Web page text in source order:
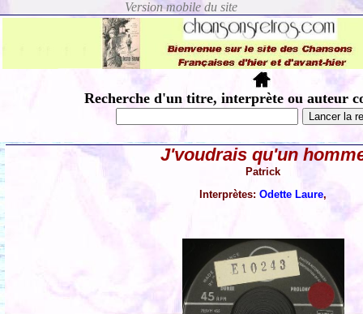
Recherche d'un titre, interprète ou auteur
J'voudrais qu'un
Patrick
Interprètes:Odette Laure,